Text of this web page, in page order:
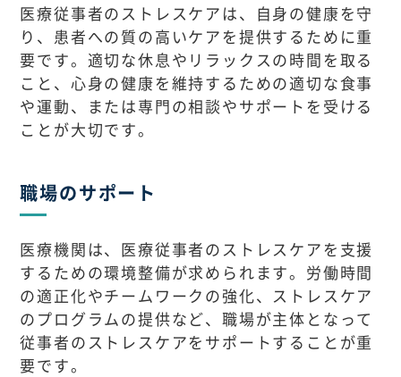
医療従事者のストレスケアは、自身の健康を守
り、患者への質の高いケアを提供するために重
要です。適切な休息やリラックスの時間を取る
こと、心身の健康を維持するための適切な食事
や運動、または専門の相談やサポートを受ける
ことが大切です。
職場のサポート
医療機関は、医療従事者のストレスケアを支援
するための環境整備が求められます。労働時間
の適正化やチームワークの強化、ストレスケア
のプログラムの提供など、職場が主体となって
従事者のストレスケアをサポートすることが重
要です。